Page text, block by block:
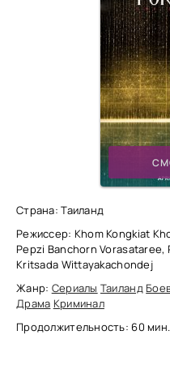
Страна: Таиланд
Режиссер: Khom Kongkiat
Pepzi Banchorn Vorasataree,
Kritsada Wittayakachondej
Жанр: Сериалы Таиланд
Драма Криминал
Продолжительность: 60 мин.